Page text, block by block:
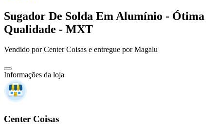
Sugador De Solda Em Alumínio - Ótima
Qualidade - MXT
Vendido porCenter Coisas e entregue por Magalu
Informações da loja
Center Coisas